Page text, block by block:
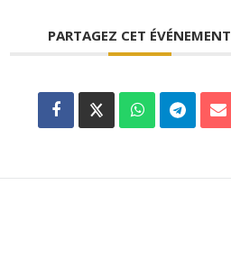
PARTAGEZ CET ÉVÉNEMENT